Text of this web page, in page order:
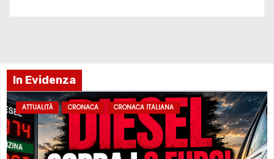
In Evidenza
ATTUALITÀ CRONACA CRONACA ITALIANA